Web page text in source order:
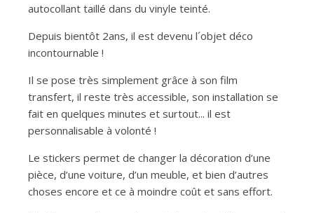
autocollant taillé dans du vinyle teinté.
Depuis bientôt 2ans, il est devenu l´objet déco
incontournable !
Il se pose très simplement grâce à son film
transfert, il reste très accessible, son installation se
fait en quelques minutes et surtout... il est
personnalisable à volonté !
Le stickers permet de changer la décoration d’une
pièce, d’une voiture, d’un meuble, et bien d’autres
choses encore et ce à moindre coût et sans effort.